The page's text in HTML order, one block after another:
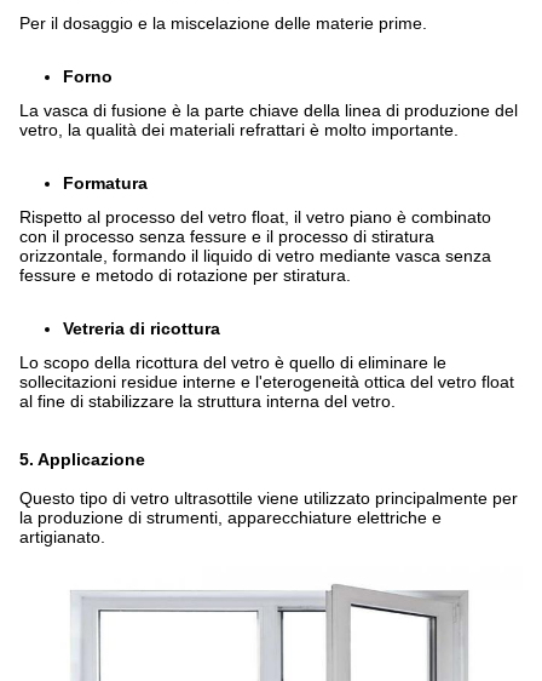
Per il dosaggio e la miscelazione delle materie prime.
Forno
La vasca di fusione è la parte chiave della linea di produzione del
vetro, la qualità dei materiali refrattari è molto importante.
Formatura
Rispetto al processo del vetro float, il vetro piano è combinato
con il processo senza fessure e il processo di stiratura
orizzontale, formando il liquido di vetro mediante vasca senza
fessure e metodo di rotazione per stiratura.
Vetreria di ricottura
Lo scopo della ricottura del vetro è quello di eliminare le
sollecitazioni residue interne e l'eterogeneità ottica del vetro float
al fine di stabilizzare la struttura interna del vetro.
5. Applicazione
Questo tipo di vetro ultrasottile viene utilizzato principalmente per
la produzione di strumenti, apparecchiature elettriche e
artigianato.